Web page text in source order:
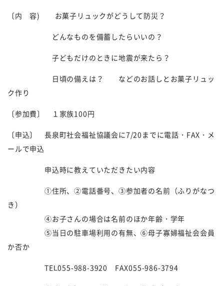
〔内 容) お菓子リュックがどうして防災？
どんなものを備蓄したらいいの？
子どもだけのときに地震が来たら？
日頃の備えは？ などのお話しとお菓子リュッ
ク作り
〔参加費〕 １家族100円
〔申込〕 長泉町社会福祉協議会に7/20 までに電話・ FAX ・メ
ールで申込
申込時に教えていただきたい内容
①住所、②電話番号、③参加者の名前（ふりがなつ
き）
④お子さんの場合は名前のほか年齢・学年
⑤当日の駐車場利用の有無、⑥母子寡婦福祉会会員
か否か
TEL055-988-3920 FAX055-986-3794